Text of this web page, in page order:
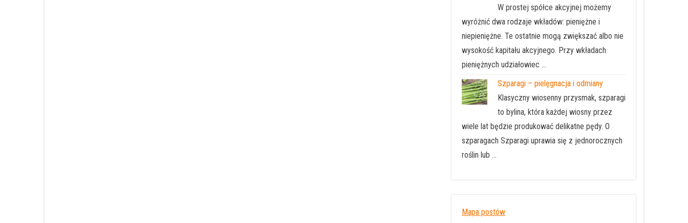
W prostej spółce akcyjnej możemy
wyróżnić dwa rodzaje wkładów: pieniężne i
niepieniężne. Te ostatnie mogą zwiększać albo nie
wysokość kapitału akcyjnego. Przy wkładach
pieniężnych udziałowiec …
Szparagi – pielęgnacja i odmiany
Klasyczny wiosenny przysmak, szparagi
to bylina, która każdej wiosny przez
wiele lat będzie produkować delikatne pędy. O
szparagach Szparagi uprawia się z jednorocznych
roślin lub …
Mapa postów